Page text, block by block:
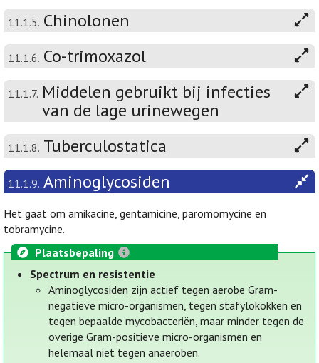
11.1.5. Chinolonen
11.1.6. Co-trimoxazol
11.1.7. Middelen gebruikt bij infecties
van de lage urinewegen
11.1.8. Tuberculostatica
11.1.9. Aminoglycosiden
Het gaat om amikacine, gentamicine, paromomycine en
tobramycine.
Plaatsbepaling
Spectrum en resistentie
Aminoglycosiden zijn actief tegen aerobe Gram-
negatieve micro-organismen, tegen stafylokokken en
tegen bepaalde mycobacteriën, maar minder tegen de
overige Gram-positieve micro-organismen en
helemaal niet tegen anaeroben.